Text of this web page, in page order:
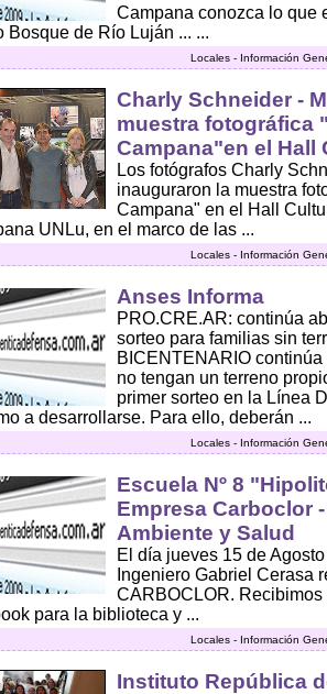
Campana conozca lo que
Bosque de Río Luján ... ...
Locales - Información
Charly Schneider -
muestra fotográfica
Campana"en el Hall
Los fotógrafos Charly
inauguraron la muestra
Campana" en el Hall
UNLu, en el marco de las ...
Locales - Información
Anses Informa
PRO.CRE.AR: continúa
sorteo para familias sin
BICENTENARIO
no tengan un terreno
primer sorteo en la Línea
a desarrollarse. Para ello, deberán ...
Locales - Información
Escuela Nº 8
Empresa Carboclor
Ambiente y Salud
El día jueves 15 de
Ingeniero Gabriel Cerasa
CARBOCLOR.
para la biblioteca y ...
Locales - Información
Instituto República